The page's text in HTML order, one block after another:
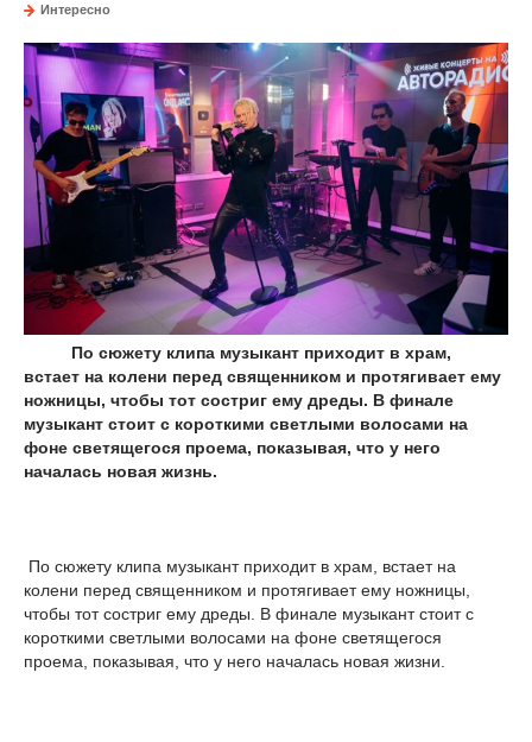
Интересно
По сюжету клипа музыкант приходит в храм,
встает на колени перед священником и протягивает ему
ножницы, чтобы тот состриг ему дреды. В финале
музыкант стоит с короткими светлыми волосами на
фоне светящегося проема, показывая, что у него
началась новая жизнь.
По сюжету клипа музыкант приходит в храм, встает на
колени перед священником и протягивает ему ножницы,
чтобы тот состриг ему дреды. В финале музыкант стоит с
короткими светлыми волосами на фоне светящегося
проема, показывая, что у него началась новая жизни.